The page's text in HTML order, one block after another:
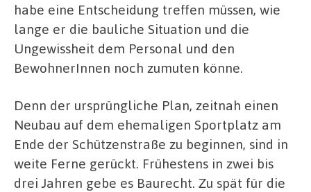
habe eine Entscheidung treffen müssen, wie
lange er die bauliche Situation und die
Ungewissheit dem Personal und den
BewohnerInnen noch zumuten könne.
Denn der ursprüngliche Plan, zeitnah einen
Neubau auf dem ehemaligen Sportplatz am
Ende der Schützenstraße zu beginnen, sind in
weite Ferne gerückt. Frühestens in zwei bis
drei Jahren gebe es Baurecht. Zu spät für die